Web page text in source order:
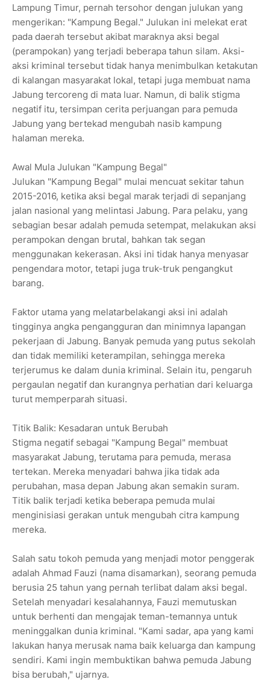
Lampung Timur, pernah tersohor dengan julukan yang
mengerikan: "Kampung Begal." Julukan ini melekat erat
pada daerah tersebut akibat maraknya aksi begal
(perampokan) yang terjadi beberapa tahun silam. Aksi-
aksi kriminal tersebut tidak hanya menimbulkan ketakutan
di kalangan masyarakat lokal, tetapi juga membuat nama
Jabung tercoreng di mata luar. Namun, di balik stigma
negatif itu, tersimpan cerita perjuangan para pemuda
Jabung yang bertekad mengubah nasib kampung
halaman mereka.
Awal Mula Julukan "Kampung Begal"
Julukan "Kampung Begal" mulai mencuat sekitar tahun
2015-2016, ketika aksi begal marak terjadi di sepanjang
jalan nasional yang melintasi Jabung. Para pelaku, yang
sebagian besar adalah pemuda setempat, melakukan aksi
perampokan dengan brutal, bahkan tak segan
menggunakan kekerasan. Aksi ini tidak hanya menyasar
pengendara motor, tetapi juga truk-truk pengangkut
barang.
Faktor utama yang melatarbelakangi aksi ini adalah
tingginya angka pengangguran dan minimnya lapangan
pekerjaan di Jabung. Banyak pemuda yang putus sekolah
dan tidak memiliki keterampilan, sehingga mereka
terjerumus ke dalam dunia kriminal. Selain itu, pengaruh
pergaulan negatif dan kurangnya perhatian dari keluarga
turut memperparah situasi.
Titik Balik: Kesadaran untuk Berubah
Stigma negatif sebagai "Kampung Begal" membuat
masyarakat Jabung, terutama para pemuda, merasa
tertekan. Mereka menyadari bahwa jika tidak ada
perubahan, masa depan Jabung akan semakin suram.
Titik balik terjadi ketika beberapa pemuda mulai
menginisiasi gerakan untuk mengubah citra kampung
mereka.
Salah satu tokoh pemuda yang menjadi motor penggerak
adalah Ahmad Fauzi (nama disamarkan), seorang pemuda
berusia 25 tahun yang pernah terlibat dalam aksi begal.
Setelah menyadari kesalahannya, Fauzi memutuskan
untuk berhenti dan mengajak teman-temannya untuk
meninggalkan dunia kriminal. "Kami sadar, apa yang kami
lakukan hanya merusak nama baik keluarga dan kampung
sendiri. Kami ingin membuktikan bahwa pemuda Jabung
bisa berubah," ujarnya.